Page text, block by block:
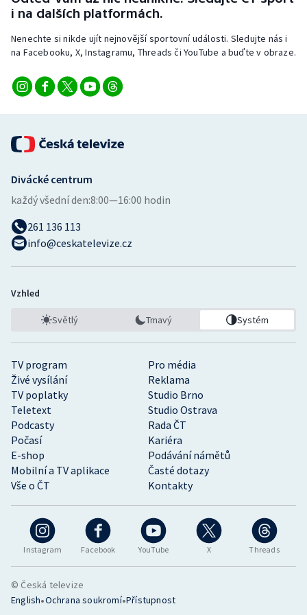
Stolní tenis
Triatlon
Veslování
Volejbal
Ostatní
i na dalších platformách.
Nenechte si nikde ujít nejnovější sportovní události. Sledujte nás i
na Facebooku, X, Instagramu, Threads či YouTube a buďte v obraze.
Instagram Facebook YouTube X Threads
TV program
Pro média
Živé vysílání
Reklama
TV poplatky
Studio Brno
Teletext
Studio Ostrava
Podcasty
Rada ČT
Počasí
Kariéra
E-shop
Podávání námětů
Mobilní a TV aplikace
Časté dotazy
Vše o ČT
Kontakty
Divácké centrum
každý všední den:8:00—16:00 hodin
261 136 113
info@ceskatelevize.cz
Vzhled
Světlý Tmavý Systém
© Česká televize
English•Ochrana soukromí•Přístupnost